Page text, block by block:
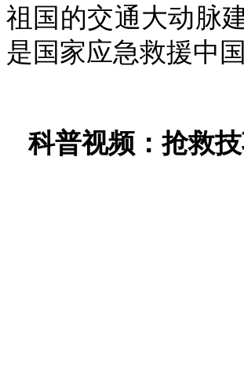
祖国的交通大动脉
是国家应急救援中
科普视频：抢救